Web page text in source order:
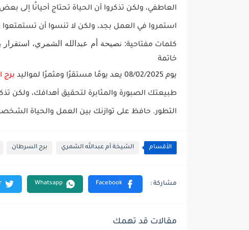
العاطفي، ولكن تذكروا أن الحياة تحتاج أحيانًا إلى
استمروا في العمل بجد، ولكن لا تنسوا أن تستمتعوا
كلمات مفتاحية: نصيحة أم عبدالله الشمري،
خاتمة
يوم 08/02/2025 يعد يومًا مستقرًا ومثمرًا لمواليد
برج
طبيعتك الصبورة والمثابرة لتحقيق أهدافك، ولكن
التطور. حافظ على توازنك بين العمل والحياة
الأقسام الشيخة أم عبدالله الشمري برج السرطان
مقالات قد تهمك